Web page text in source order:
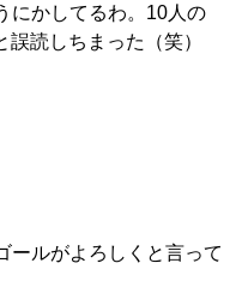
にかしてるわ。10人の
読しちまった（笑）
ールがよろしくと言って